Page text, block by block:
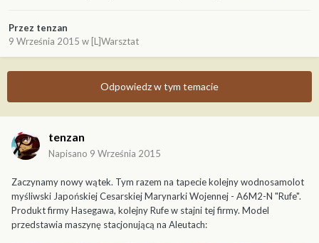
Przez tenzan
9 Września 2015 w [L]Warsztat
Odpowiedz w tym temacie
tenzan
Napisano 9 Września 2015
Zaczynamy nowy wątek. Tym razem na tapecie kolejny wodnosamolot
myśliwski Japońskiej Cesarskiej Marynarki Wojennej - A6M2-N "Rufe".
Produkt firmy Hasegawa, kolejny Rufe w stajni tej firmy. Model
przedstawia maszynę stacjonującą na Aleutach: